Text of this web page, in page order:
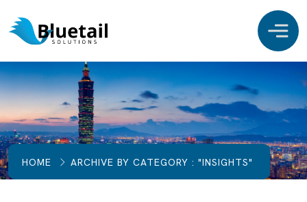
HOME ARCHIVE BY CATEGORY : "INSIGHTS"